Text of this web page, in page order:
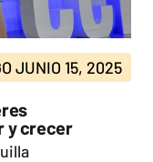
JUNIO 15, 2025
y crecer